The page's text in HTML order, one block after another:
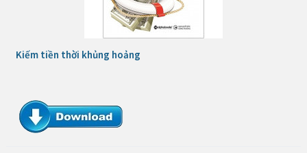
Kiếm tiền thời khủng hoảng